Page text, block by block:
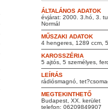
ÁLTALÁNOS ADATOK
évjárat: 2000. 3.hó, 3.
Normál
MŰSZAKI ADATOK
4 hengeres, 1289 ccm,
KAROSSZÉRIA
5 ajtós, 5 személyes,
LEÍRÁS
rádiósmagnó,
MEGTEKINTHETŐ
Budapest, XX. kerület
telefon: 06209849907